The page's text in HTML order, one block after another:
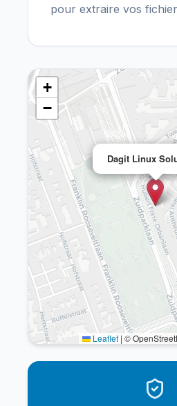
pour extraire vos
Dagit Linux
+
−
Leaflet | ©